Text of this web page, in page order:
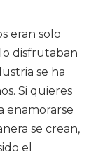
eran solo
disfrutaban
se ha
Si quieres
enamorarse
se crean,
el